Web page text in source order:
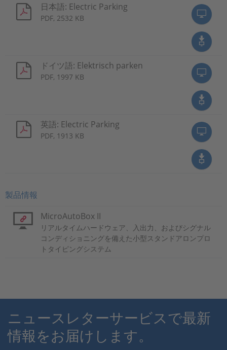
日本語: Electric Parking
PDF, 2532 KB
ドイツ語: Elektrisch parken
PDF, 1997 KB
英語: Electric Parking
PDF, 1913 KB
製品情報
MicroAutoBox II
リアルタイムハードウェア、入出力、およびシグナル
コンディショニングを備えた小型スタンドアロンプロ
トタイピングシステム
ニュースレターサービスで最新
情報をお届けします。